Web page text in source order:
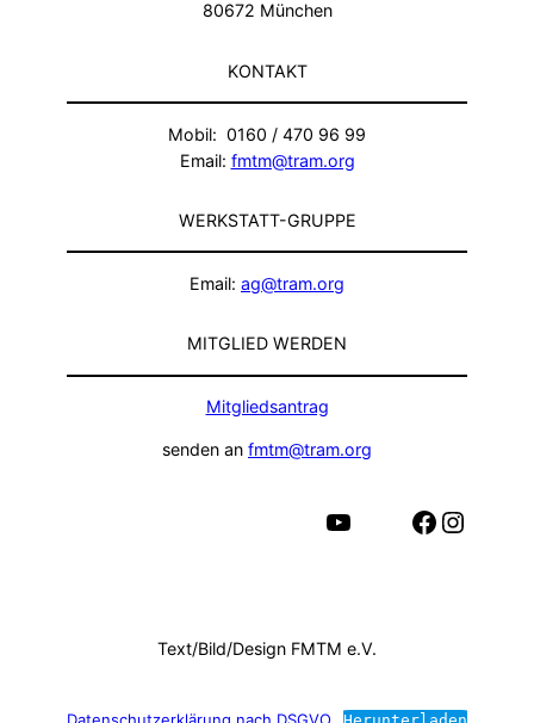
80672 München
KONTAKT
Mobil: 0160 / 470 96 99
Email: fmtm@tram.org
WERKSTATT-GRUPPE
Email: ag@tram.org
MITGLIED WERDEN
Mitgliedsantrag
senden an fmtm@tram.org
Facebook Instagram
YouTube
Text/Bild/Design FMTM e.V.